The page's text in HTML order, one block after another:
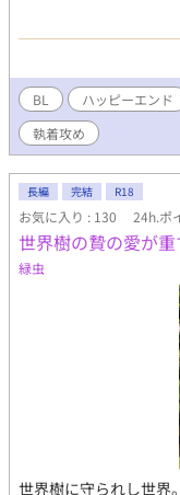
マデュは自分ではで
で餌を与えられ、強制
ると、やがて死んで
使ユイエのお話。他サ
(Twitter: https://
ていただきました。
BL ハッピーエンド
執着攻め
長編 完結 R18
お気に入り : 130 24h.ポ
世界樹の贄の愛が重
緑虫
世界樹に守られし世界